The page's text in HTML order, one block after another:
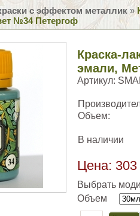
с эффектом металлик »
№34 Петергоф
Краска-
эмали,
Артикул:
Объем:
В наличии
Цена: 303
Выбрать
Объем